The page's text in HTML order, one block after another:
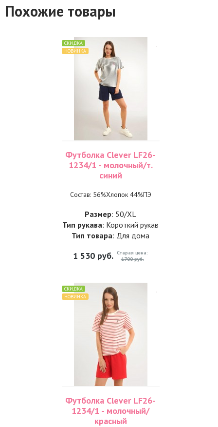
Похожие товары
СКИДКА
НОВИНКА
Футболка Clever LF26-
1234/1 - молочный/т.
синий
Состав: 56%Хлопок 44%ПЭ
Размер: 50/XL
Тип рукава: Короткий рукав
Тип товара: Для дома
1 530 руб. Старая цена:
1700 руб.
СКИДКА
НОВИНКА
Футболка Clever LF26-
1234/1 - молочный/
красный